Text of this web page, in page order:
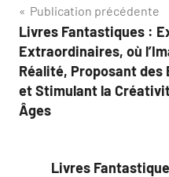
Navigation
de
l’article
Publication précédente
Livres Fantastiques :
Extraordinaires, où
Réalité, Proposant des
et Stimulant la
Âges
Livres